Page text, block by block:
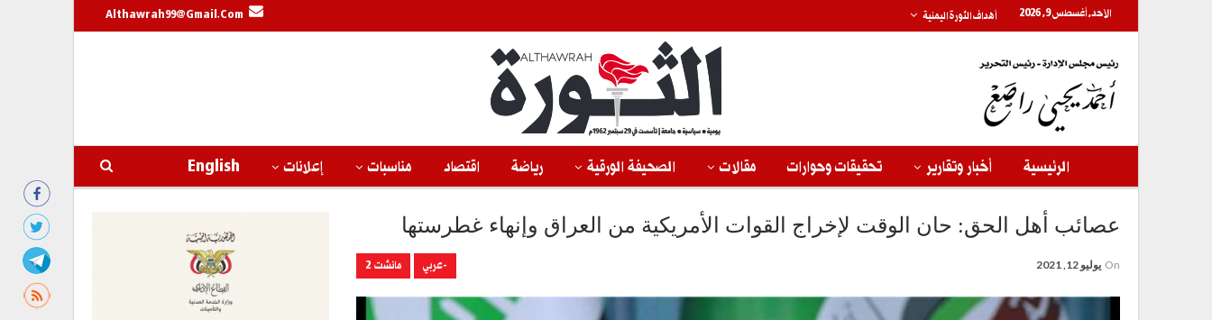
الأحد, أغسطس 9, 2026 أهداف الثورة اليمنية Althawrah99@gmail.com
الرئيسية أخبار وتقارير تحقيقات وحوارات مقالات الصحيفة الورقية رياضة اقتصاد مناسبات إعلانات English
عصائب أهل الحق: حان الوقت لإخراج القوات الأمريكية من العراق وإنهاء غطرستها
-عربي مانشت 2 On يوليو 12, 2021